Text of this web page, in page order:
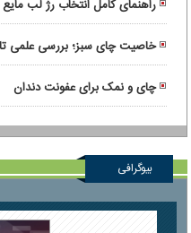
راهنمای کامل انتخاب رژ لب
درخشان
خاصیت چای سبز؛ بررسی علمی
بدنچای و نمک برای عفونت دندان
بیوگرافی